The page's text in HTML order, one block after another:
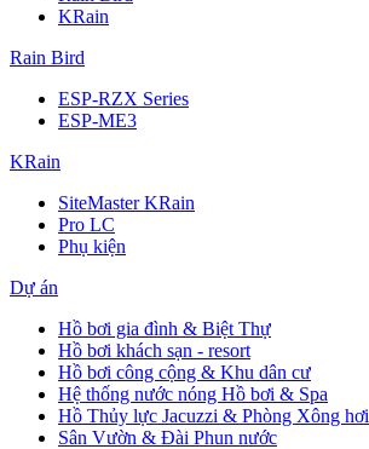
KRain
Rain Bird
ESP-RZX Series
ESP-ME3
KRain
SiteMaster KRain
Pro LC
Phụ kiện
Dự án
Hồ bơi gia đình & Biệt Thự
Hồ bơi khách sạn - resort
Hồ bơi công cộng & Khu dân cư
Hệ thống nước nóng Hồ bơi & Spa
Hồ Thủy lực Jacuzzi & Phòng Xông hơi
Sân Vườn & Đài Phun nước